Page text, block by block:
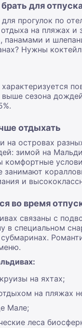
для
прогулок по
на пляжах
и
Нужны
сезона
отдыхать
на островах
зимой на
комфортные
занимают
и
во время
связаны с
в специальном
на яхтах;
на пляжах
Мале;
леса